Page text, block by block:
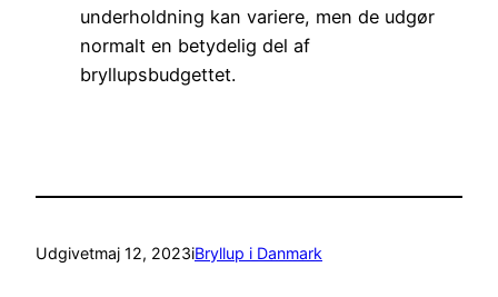
underholdning kan variere, men de udgør
normalt en betydelig del af
bryllupsbudgettet.
Udgivetmaj 12, 2023iBryllup i Danmark